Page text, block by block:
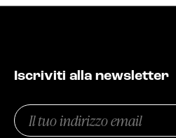
Iscriviti alla newsletter
Email
(Obbligatorio)